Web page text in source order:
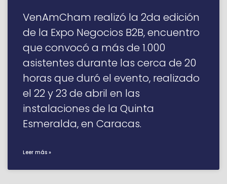
VenAmCham realizó la 2da edición
de la Expo Negocios B2B, encuentro
que convocó a más de 1.000
asistentes durante las cerca de 20
horas que duró el evento, realizado
el 22 y 23 de abril en las
instalaciones de la Quinta
Esmeralda, en Caracas.
Leer más »